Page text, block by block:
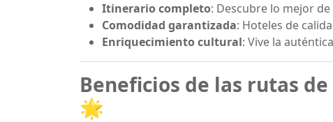
Itinerario completo: Descubre lo mejor
Comodidad garantizada: Hoteles de
Enriquecimiento cultural: Vive la
Beneficios de las rutas
🌟